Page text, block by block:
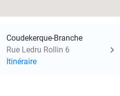
Coudekerque-Branche
Rue Ledru Rollin 6
Itinéraire